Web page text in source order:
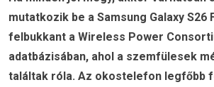
mutatkozik be a Samsung Galaxy S26
felbukkant a Wireless Power
adatbázisában, ahol a szemfülesek
találtak róla. Az okostelefon legfőbb